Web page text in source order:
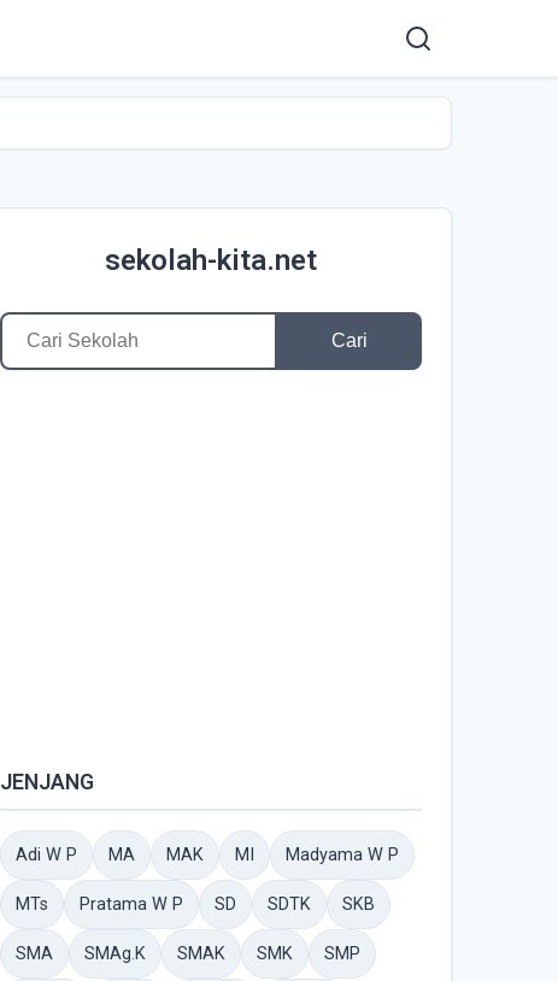
sekolah-kita.net
Cari
JENJANG
Adi W P MA MAK MI Madyama W P
MTs Pratama W P SD SDTK SKB
SMA SMAg.K SMAK SMK SMP